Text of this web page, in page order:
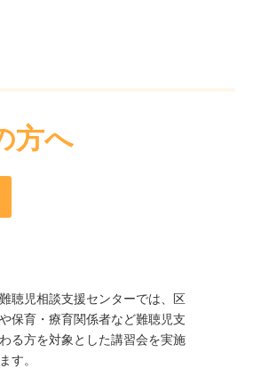
方へ
聴児相談支援センターでは、区
保育・療育関係者など難聴児支
る方を対象とした講習会を実施
す。